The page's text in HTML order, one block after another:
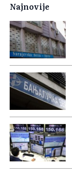
Najnovije